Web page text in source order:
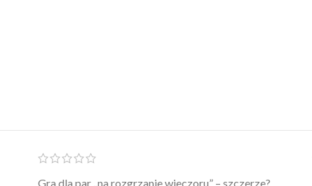
Ten żel intymny to był strzał w 10 – nie tylko